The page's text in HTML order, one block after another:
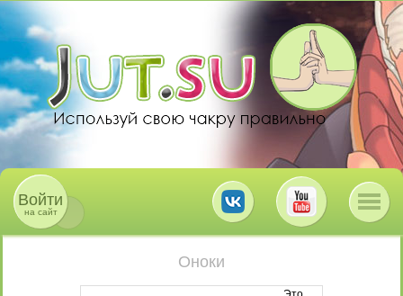
Войти
на сайт
Оноки